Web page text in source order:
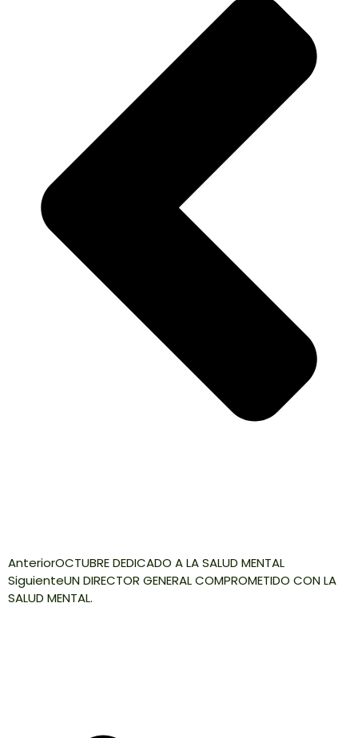
AnteriorOCTUBRE DEDICADO A LA SALUD MENTAL
SiguienteUN DIRECTOR GENERAL COMPROMETIDO CON LA
SALUD MENTAL.